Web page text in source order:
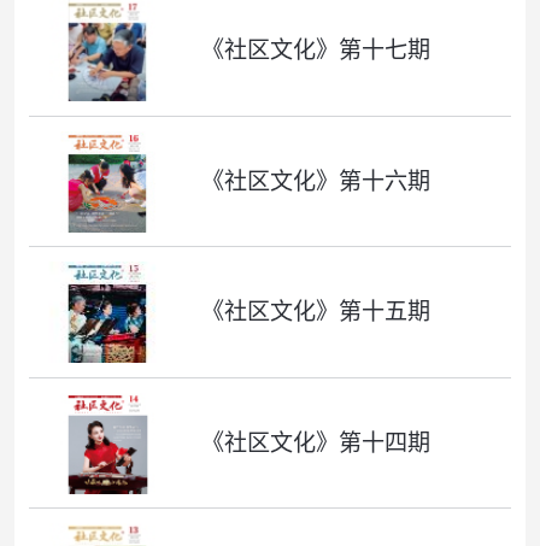
《社区文化》第十七期
《社区文化》第十六期
《社区文化》第十五期
《社区文化》第十四期